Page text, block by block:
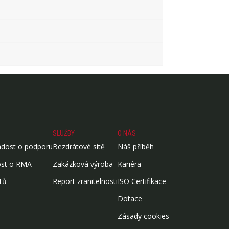
o podporu
o RMA
SLUŽBY
Bezdrátové sítě
Zakázková výroba
Report zranitelnosti
O NÁS
Náš příběh
Kariéra
ISO Certifikace
Dotace
Zásady cookies